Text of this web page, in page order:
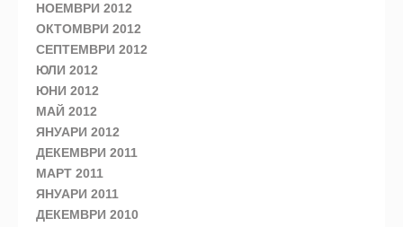
НОЕМВРИ 2012
ОКТОМВРИ 2012
СЕПТЕМВРИ 2012
ЮЛИ 2012
ЮНИ 2012
МАЙ 2012
ЯНУАРИ 2012
ДЕКЕМВРИ 2011
МАРТ 2011
ЯНУАРИ 2011
ДЕКЕМВРИ 2010